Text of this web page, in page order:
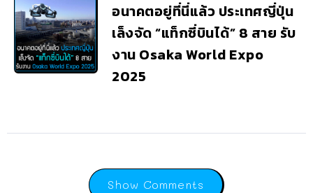
อนาคตอยู่ที่นี่แล้ว ประเทศญี่ปุ่น
เล็งจัด “แท็กซี่บินได้” 8 สาย รับ
งาน Osaka World Expo
2025
Show Comments